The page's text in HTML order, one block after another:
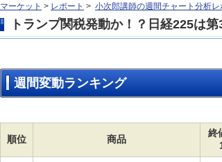
マーケット > レポート > 小次郎講師の週間チャート分析レ
トランプ関税発動か！？日経225は
週間変動ランキング
順位 商品
終